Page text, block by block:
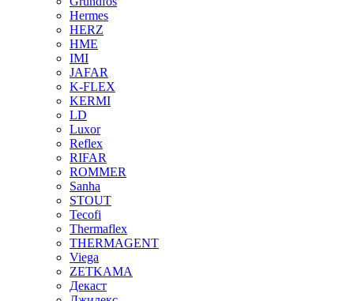
Hermes
HERZ
HME
IMI
JAFAR
K-FLEX
KERMI
LD
Luxor
Reflex
RIFAR
ROMMER
Sanha
STOUT
Tecofi
Thermaflex
THERMAGENT
Viega
ZETKAMA
Декаст